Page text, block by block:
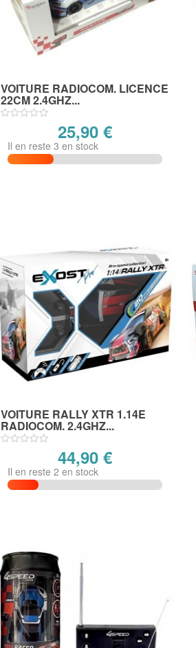
VOITURE RADIOCOM. LICENCE
22CM 2.4GHZ...
25,90 €
Il en reste 3 en stock
VOITURE RALLY XTR 1.14E
RADIOCOM. 2.4GHZ...
44,90 €
Il en reste 2 en stock